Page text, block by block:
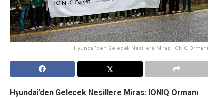
Hyundai’den Gelecek Nesillere Miras: IONIQ Ormanı
Hyundai’den Gelecek Nesillere Miras: IONIQ Ormanı